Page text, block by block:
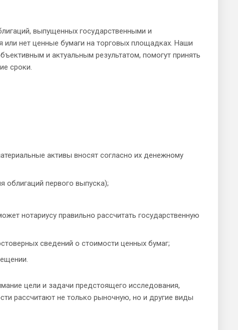
выпущенных государственными и
или нет ценные бумаги на торговых площадках. Наши
и актуальным результатом, помогут принять
сроки.
активы вносят согласно их денежному
облигаций первого выпуска);
нотариусу правильно рассчитать государственную
сведений о стоимости ценных бумаг;
цели и задачи предстоящего исследования,
рассчитают не только рыночную, но и другие виды